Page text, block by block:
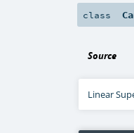
class
Source
Linear